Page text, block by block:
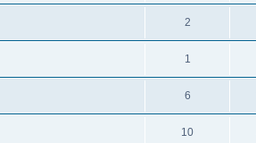
2
1
6
10